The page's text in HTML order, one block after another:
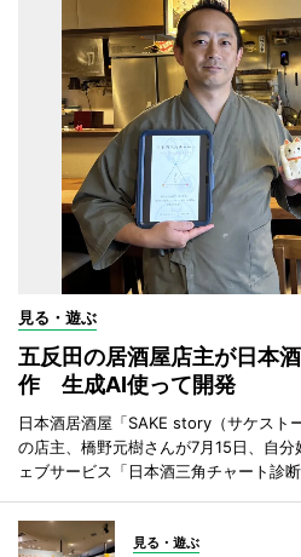
見る・遊ぶ
五反田の居酒屋店主が日本
作 生成AI使って開発
日本酒居酒屋「SAKE story（サケスト
の店主、橋野元樹さんが7月15日、自
ェブサービス「日本酒三角チャート診
見る・遊ぶ